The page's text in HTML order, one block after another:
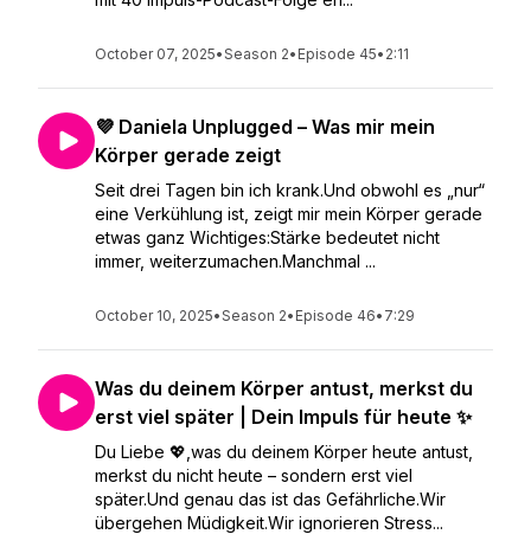
October 07, 2025•Season 2• Episode 45• 2:11
💜 Daniela Unplugged – Was mir mein
Körper gerade zeigt
Seit drei Tagen bin ich krank.Und obwohl es „nur“
eine Verkühlung ist, zeigt mir mein Körper gerade
etwas ganz Wichtiges:Stärke bedeutet nicht
immer, weiterzumachen.Manchmal ...
October 10, 2025•Season 2• Episode 46• 7:29
Was du deinem Körper antust, merkst du
erst viel später | Dein Impuls für heute ✨
Du Liebe 💖,was du deinem Körper heute antust,
merkst du nicht heute – sondern erst viel
später.Und genau das ist das Gefährliche.Wir
übergehen Müdigkeit.Wir ignorieren Stress...